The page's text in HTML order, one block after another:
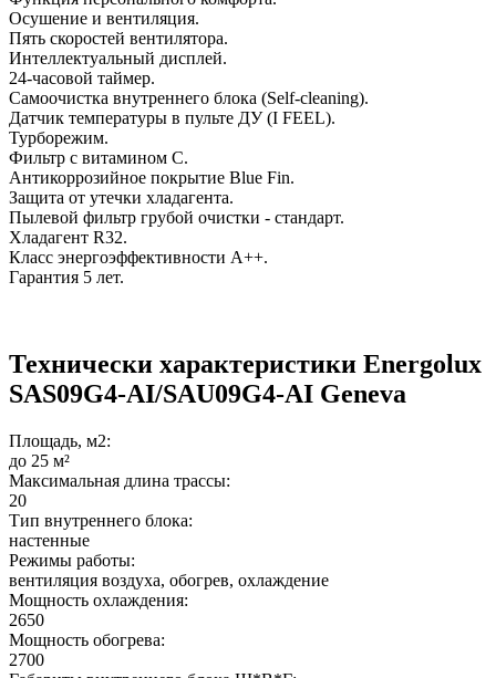
Осушение и вентиляция.
Пять скоростей вентилятора.
Интеллектуальный дисплей.
24-часовой таймер.
Самоочистка внутреннего блока (Self-cleaning).
Датчик температуры в пульте ДУ (I FEEL).
Турборежим.
Фильтр с витамином С.
Антикоррозийное покрытие Blue Fin.
Защита от утечки хладагента.
Пылевой фильтр грубой очистки - стандарт.
Хладагент R32.
Класс энергоэффективности A++.
Гарантия 5 лет.
Технически характеристики Energolux
SAS09G4-AI/SAU09G4-AI Geneva
Площадь, м2:
до 25 м²
Максимальная длина трассы:
20
Тип внутреннего блока:
настенные
Режимы работы:
вентиляция воздуха, обогрев, охлаждение
Мощность охлаждения:
2650
Мощность обогрева:
2700